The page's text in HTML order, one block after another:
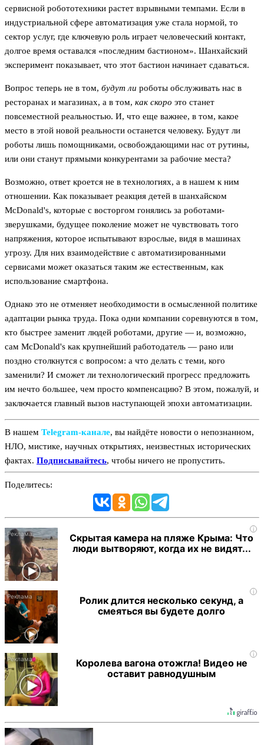
сервисной робототехники растет взрывными темпами. Если в
индустриальной сфере автоматизация уже стала нормой, то
сектор услуг, где ключевую роль играет человеческий контакт,
долгое время оставался «последним бастионом». Шанхайский
эксперимент показывает, что этот бастион начинает сдаваться.
Вопрос теперь не в том, будут ли роботы обслуживать нас в
ресторанах и магазинах, а в том, как скоро это станет
повсеместной реальностью. И, что еще важнее, в том, какое
место в этой новой реальности останется человеку. Будут ли
роботы лишь помощниками, освобождающими нас от рутины,
или они станут прямыми конкурентами за рабочие места?
Возможно, ответ кроется не в технологиях, а в нашем к ним
отношении. Как показывает реакция детей в шанхайском
McDonald's, которые с восторгом гонялись за роботами-
зверушками, будущее поколение может не чувствовать того
напряжения, которое испытывают взрослые, видя в машинах
угрозу. Для них взаимодействие с автоматизированными
сервисами может оказаться таким же естественным, как
использование смартфона.
Однако это не отменяет необходимости в осмысленной политике
адаптации рынка труда. Пока одни компании соревнуются в том,
кто быстрее заменит людей роботами, другие — и, возможно,
сам McDonald's как крупнейший работодатель — рано или
поздно столкнутся с вопросом: а что делать с теми, кого
заменили? И сможет ли технологический прогресс предложить
им нечто большее, чем просто компенсацию? В этом, пожалуй, и
заключается главный вызов наступающей эпохи автоматизации.
В нашем Telegram‑канале, вы найдёте новости о непознанном,
НЛО, мистике, научных открытиях, неизвестных исторических
фактах. Подписывайтесь, чтобы ничего не пропустить.
Поделитесь:
i
Скрытая камера на пляже Крыма: Что
люди вытворяют, когда их не видят...
i
Ролик длится несколько секунд, а
смеяться вы будете долго
i
Королева вагона отожгла! Видео не
оставит равнодушным